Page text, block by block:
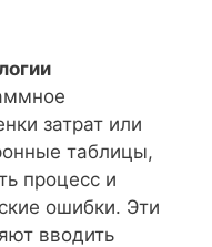
затрат или
таблицы,
процесс и
ошибки. Эти
вводить